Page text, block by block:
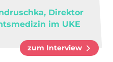
Direktor
im UKE
zum Interview